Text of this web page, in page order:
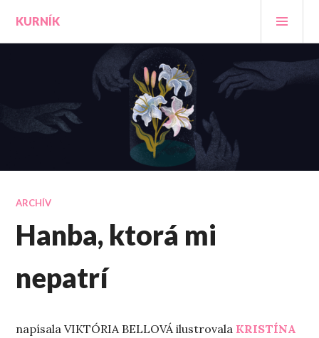
obsah
KURNÍK
ARCHÍV
Hanba, ktorá mi
nepatrí
napísala VIKTÓRIA BELLOVÁ ilustrovala KRISTÍNA